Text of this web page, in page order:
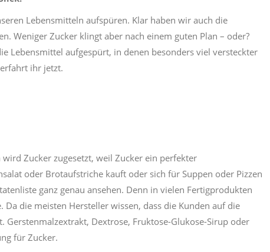
Lebensmitteln aufspüren. Klar haben wir auch die
Weniger Zucker klingt aber nach einem guten Plan – oder?
Lebensmittel aufgespürt, in denen besonders viel versteckter
ihr jetzt.
Zucker zugesetzt, weil Zucker ein perfekter
oder Brotaufstriche kauft oder sich für Suppen oder Pizzen
ganz genau ansehen. Denn in vielen Fertigprodukten
die meisten Hersteller wissen, dass die Kunden auf die
Dextrose, Fruktose-Glukose-Sirup oder
für Zucker.